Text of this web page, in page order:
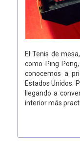
El Tenis de
como Ping
conocemos a
Estados Unidos.
llegando a
interior más